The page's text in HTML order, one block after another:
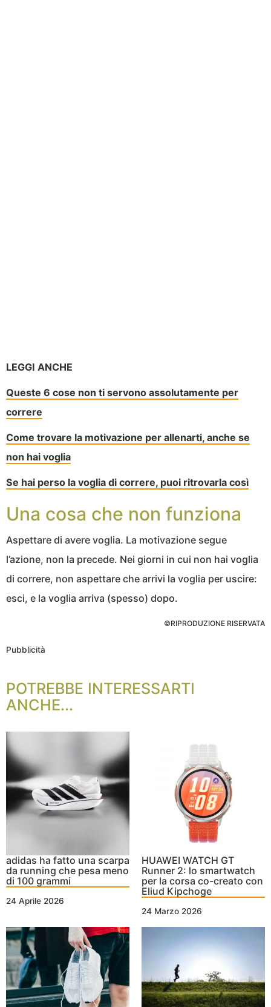
LEGGI ANCHE
Queste 6 cose non ti servono assolutamente per
correre
Come trovare la motivazione per allenarti, anche se
non hai voglia
Se hai perso la voglia di correre, puoi ritrovarla così
Una cosa che non funziona
Aspettare di avere voglia. La motivazione segue
l’azione, non la precede. Nei giorni in cui non hai voglia
di correre, non aspettare che arrivi la voglia per uscire:
esci, e la voglia arriva (spesso) dopo.
©RIPRODUZIONE RISERVATA
Pubblicità
POTREBBE INTERESSARTI
ANCHE...
adidas ha fatto una scarpa
da running che pesa meno
di 100 grammi
24 Aprile 2026
HUAWEI WATCH GT
Runner 2: lo smartwatch
per la corsa co-creato con
Eliud Kipchoge
24 Marzo 2026